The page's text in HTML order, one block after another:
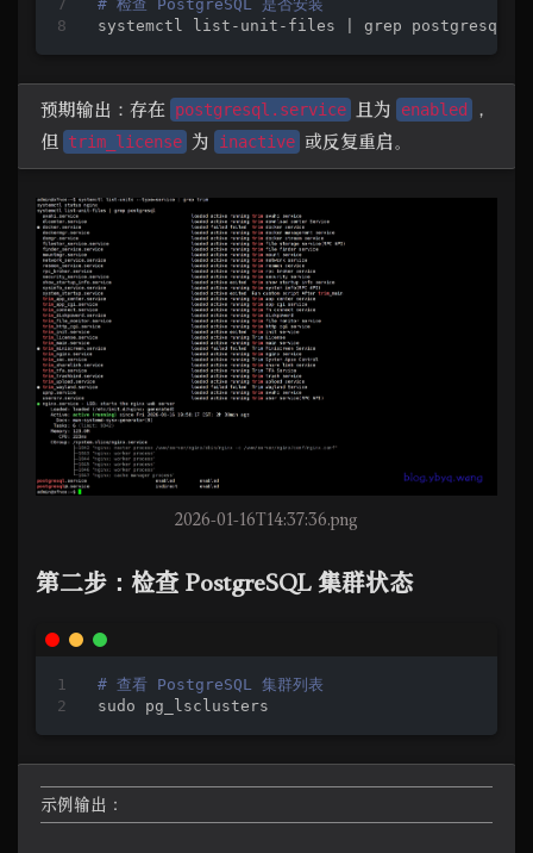
# 检查 PostgreSQL 是否安装
systemctl list-unit-files | grep postgresql
预期输出：存在 postgresql.service 且为 enabled
，
但
trim_license 为 inactive 或反复重启。
2026-01-16T14:37:36.png
第二步：检查 PostgreSQL 集群状态
# 查看 PostgreSQL 集群列表
sudo pg_lsclusters
示例输出：